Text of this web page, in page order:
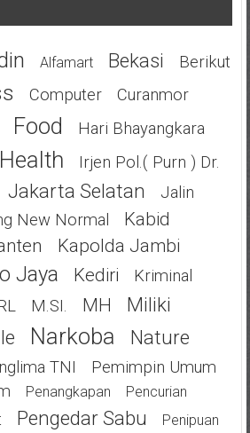
Alfamart Bekasi
Berikut
Computer Curanmor
Food
Hari Bhayangkara
Health
Irjen Pol.( Purn ) Dr.
Jakarta Selatan
Jalin
New Normal
Kabid
Kapolda Jambi
Jaya Kediri Kriminal
M.SI. MH
Miliki
Narkoba Nature
TNI
Pemimpin Umum
Penangkapan Pencurian
Pengedar Sabu
Penipuan